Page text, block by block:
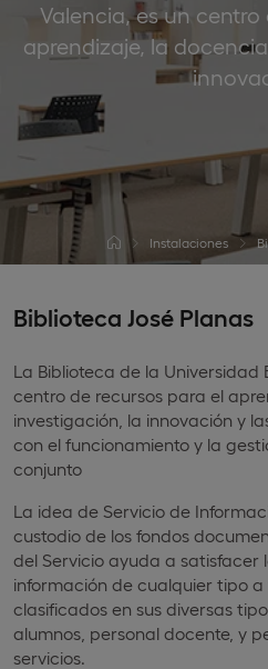
Valencia, es un
aprendizaje, la
Instalaciones
Biblioteca José Planas
La Biblioteca de la Universidad
centro de recursos para el
investigación, la innovación y
con el funcionamiento y la
conjunto
La idea de Servicio de
custodio de los fondos
del Servicio ayuda a satisfacer
información de cualquier tipo a
clasificados en sus diversas
alumnos, personal docente, y
servicios.